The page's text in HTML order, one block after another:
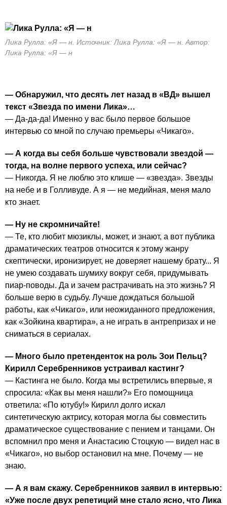
Лика Рулла: «Я — н. Источник: Лика Рулла: «Я — н. Автор:
Лика Рулла: «Я — н
— Обнаружил, что десять лет назад в «ВД» вышел
текст «Звезда по имени Лика»…
— Да-да-да! Именно у вас было первое большое
интервью со мной по случаю премьеры «Чикаго».
— А когда вы себя больше чувствовали звездой —
тогда, на волне первого успеха, или сейчас?
— Никогда. Я не люблю это клише — «звезда». Звезды
на небе и в Голливуде. А я — не медийная, меня мало
кто знает.
— Ну не скромничайте!
— Те, кто любит мюзиклы, может, и знают, а вот публика
драматических театров относится к этому жанру
скептически, иронизирует, не доверяет нашему брату... Я
не умею создавать шумиху вокруг себя, придумывать
пиар-поводы. Да и зачем растрачивать на это жизнь? Я
больше верю в судьбу. Лучше дождаться большой
работы, как «Чикаго», или неожиданного предложения,
как «Зойкина квартира», а не играть в антрепризах и не
сниматься в сериалах.
— Много было претенденток на роль Зои Пельц?
Кирилл Серебренников устраивал кастинг?
— Кастинга не было. Когда мы встретились впервые, я
спросила: «Как вы меня нашли?» Его помощница
ответила: «По ютубу!» Кирилл долго искал
синтетическую актрису, которая могла бы совместить
драматическое существование с пением и танцами. Он
вспомнил про меня и Анастасию Стоцкую — видел нас в
«Чикаго», но выбор остановил на мне. Почему — не
знаю.
— А я вам скажу. Серебренников заявил в интервью:
«Уже после двух репетиций мне стало ясно, что Лика